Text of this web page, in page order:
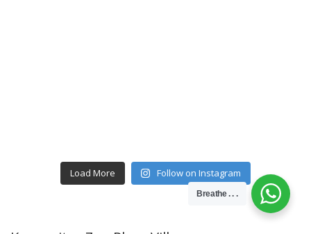
Load More Follow on Instagram
Breathe . . .